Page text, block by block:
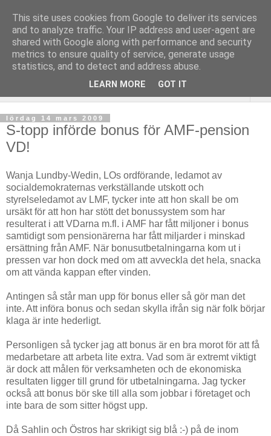
lördag 14 mars 2009
S-topp införde bonus för AMF-pension
VD!
Wanja Lundby-Wedin, LOs ordförande, ledamot av
socialdemokraternas verkställande utskott och
styrelseledamot av LMF, tycker inte att hon skall be om
ursäkt för att hon har stött det bonussystem som har
resulterat i att VDarna m.fl. i AMF har fått miljoner i bonus
samtidigt som pensionärerna har fått miljarder i minskad
ersättning från AMF. När bonusutbetalningarna kom ut i
pressen var hon dock med om att avveckla det hela, snacka
om att vända kappan efter vinden.
Antingen så står man upp för bonus eller så gör man det
inte. Att införa bonus och sedan skylla ifrån sig när folk börjar
klaga är inte hederligt.
Personligen så tycker jag att bonus är en bra morot för att få
medarbetare att arbeta lite extra. Vad som är extremt viktigt
är dock att målen för verksamheten och de ekonomiska
resultaten ligger till grund för utbetalningarna. Jag tycker
också att bonus bör ske till alla som jobbar i företaget och
inte bara de som sitter högst upp.
Då Sahlin och Östros har skrikigt sig blå :-) på de inom
This site uses cookies from Google to deliver its services
and to analyze traffic. Your IP address and user-agent are
shared with Google along with performance and security
metrics to ensure quality of service, generate usage
statistics, and to detect and address abuse.
LEARN MORE GOT IT